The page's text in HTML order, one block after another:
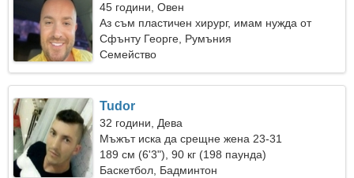
45 години, Овен
Аз съм пластичен хирург, имам нужда от
красива жена
Сфънту Георге, Румъния
Семейство
Tudor
32 години, Дева
Мъжът иска да срещне жена 23-31
189 см (6'3"), 90 кг (198 паунда)
Баскетбол, Бадминтон